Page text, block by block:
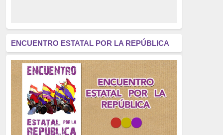
América Latina
(305)
Exhumación
(304)
Golpe de Estado
(304)
Brigadas Internacionales
(303)
pensamiento
(294)
ENCUENTRO ESTATAL POR LA REPÚBLICA